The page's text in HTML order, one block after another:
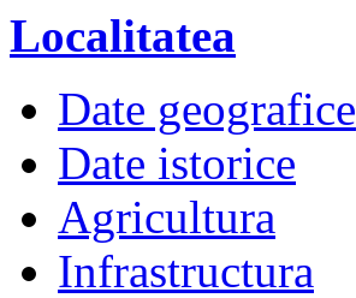
Localitatea
Date geografice
Date istorice
Agricultura
Infrastructura